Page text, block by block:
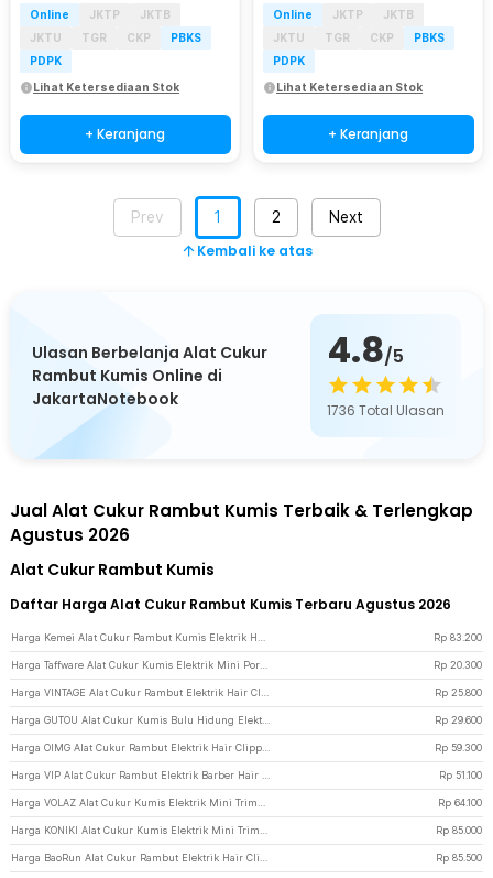
Online JKTP
JKTB
JKTU
TGR CKP
PBKS
PDPK
Lihat Ketersediaan Stok
+ Keranjang
Online JKTP
JKTB
JKTU
TGR CKP
PBKS
PDPK
Lihat Ketersediaan Stok
+ Keranjang
Prev 1 2 Next
Kembali ke atas
Ulasan Berbelanja Alat Cukur
Rambut Kumis Online di
JakartaNotebook
4.8/5
1736 Total Ulasan
Jual Alat Cukur Rambut Kumis Terbaik & Terlengkap
Agustus 2026
Alat Cukur Rambut Kumis
Daftar Harga Alat Cukur Rambut Kumis Terbaru Agustus 2026
Rp 83.200
Rp 20.300
Rp 25.800
Rp 29.600
Rp 59.300
Rp 51.100
Rp 64.100
Rp 85.000
Rp 85.500